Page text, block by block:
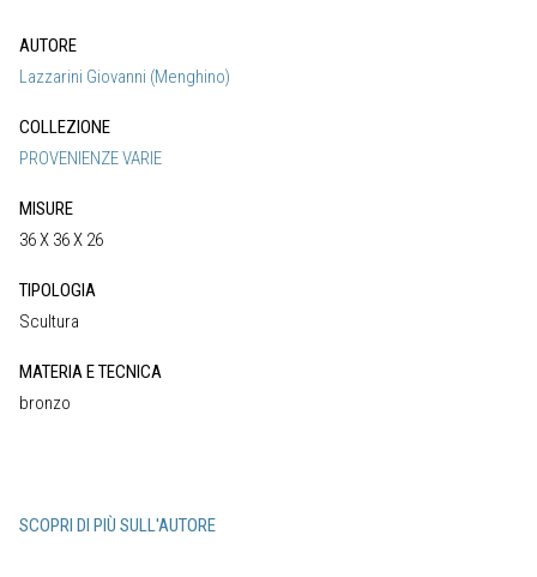
AUTORE
Lazzarini Giovanni (Menghino)
COLLEZIONE
PROVENIENZE VARIE
MISURE
36 X 36 X 26
TIPOLOGIA
Scultura
MATERIA E TECNICA
bronzo
SCOPRI DI PIÙ SULL'AUTORE